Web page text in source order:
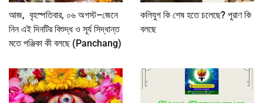
আজ, বৃহস্পতিবার, ০৬ অগস্ট–জেনে
নিন এই দিনটির বিশুদ্ধ ও সূর্য সিদ্ধান্ত
মতে পঞ্জিকা কী বলছে (Panchang)
কলিযুগ কি শেষ হতে চলেছে? পুরাণ কি
বলছে